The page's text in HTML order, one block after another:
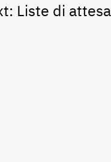
Liste di attesa